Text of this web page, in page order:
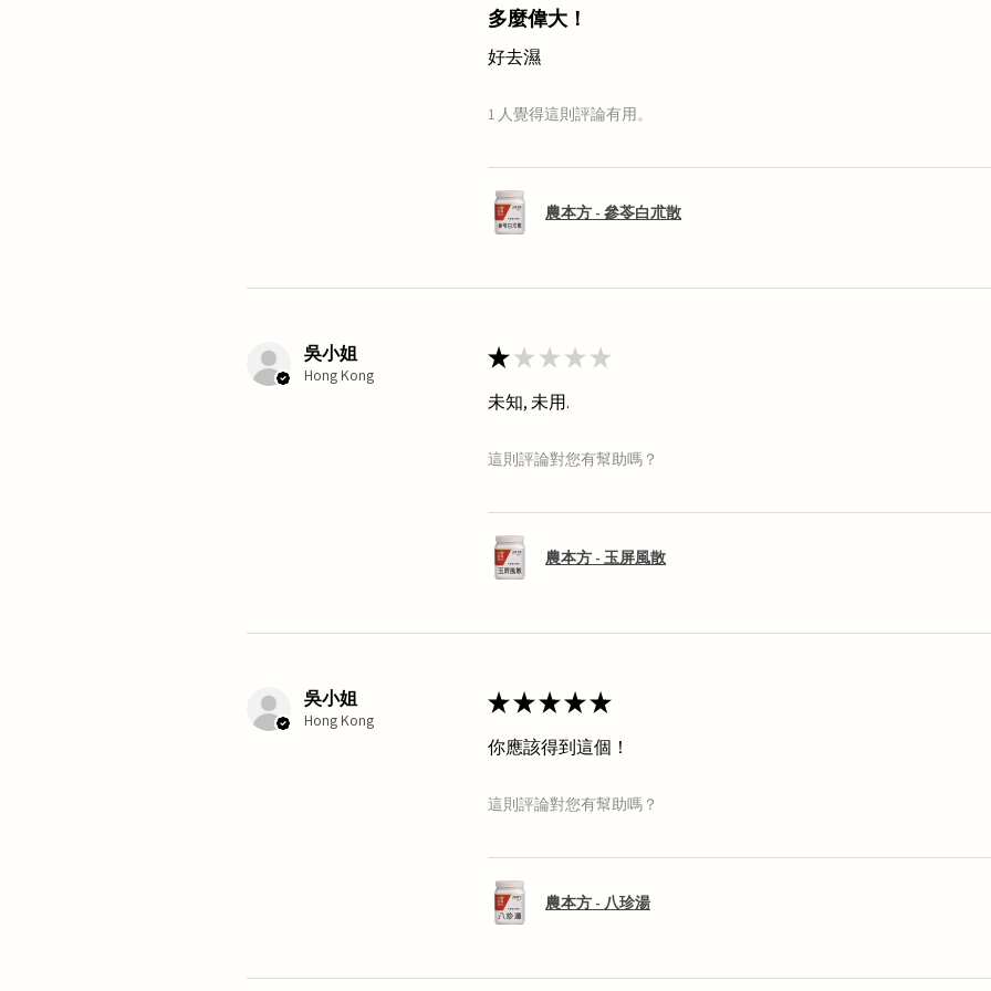
多麼偉大！
好去濕
1 人覺得這則評論有用。
農本方 - 參苓白朮散
吳小姐
Hong Kong
★★★★★
未知, 未用.
這則評論對您有幫助嗎？
農本方 - 玉屏風散
吳小姐
Hong Kong
★★★★★
你應該得到這個！
這則評論對您有幫助嗎？
農本方 - 八珍湯